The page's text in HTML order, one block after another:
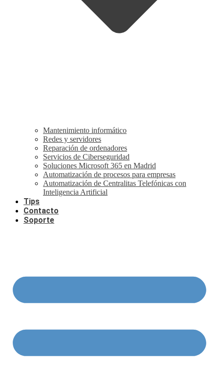
Mantenimiento informático
Redes y servidores
Reparación de ordenadores
Servicios de Ciberseguridad
Soluciones Microsoft 365 en Madrid
Automatización de procesos para empresas
Automatización de Centralitas Telefónicas con
Inteligencia Artificial
Tips
Contacto
Soporte